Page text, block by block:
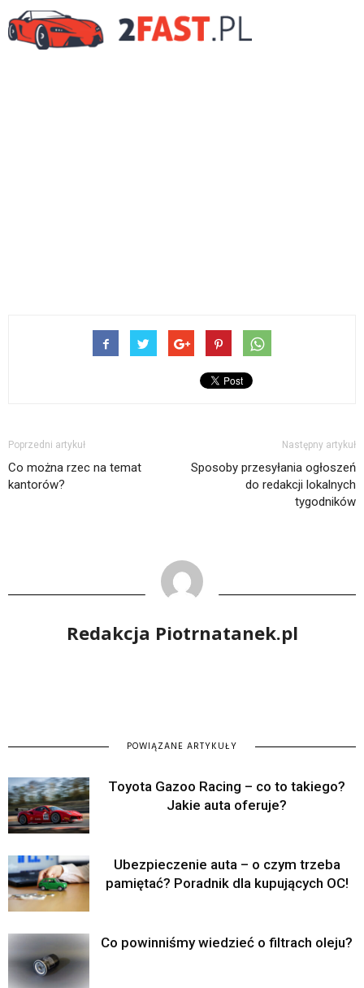
Poprzedni artykuł
Co można rzec na temat
kantorów?
Następny artykuł
Sposoby przesyłania ogłoszeń
do redakcji lokalnych
tygodników
Redakcja Piotrnatanek.pl
POWIĄZANE ARTYKUŁY
Toyota Gazoo Racing – co to takiego?
Jakie auta oferuje?
Ubezpieczenie auta – o czym trzeba
pamiętać? Poradnik dla kupujących OC!
Co powinniśmy wiedzieć o filtrach oleju?